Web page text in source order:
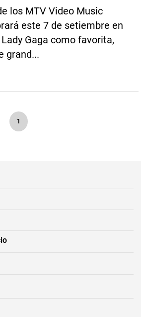
los MTV Video Music
este 7 de setiembre en
Gaga como favorita,
grand...
1